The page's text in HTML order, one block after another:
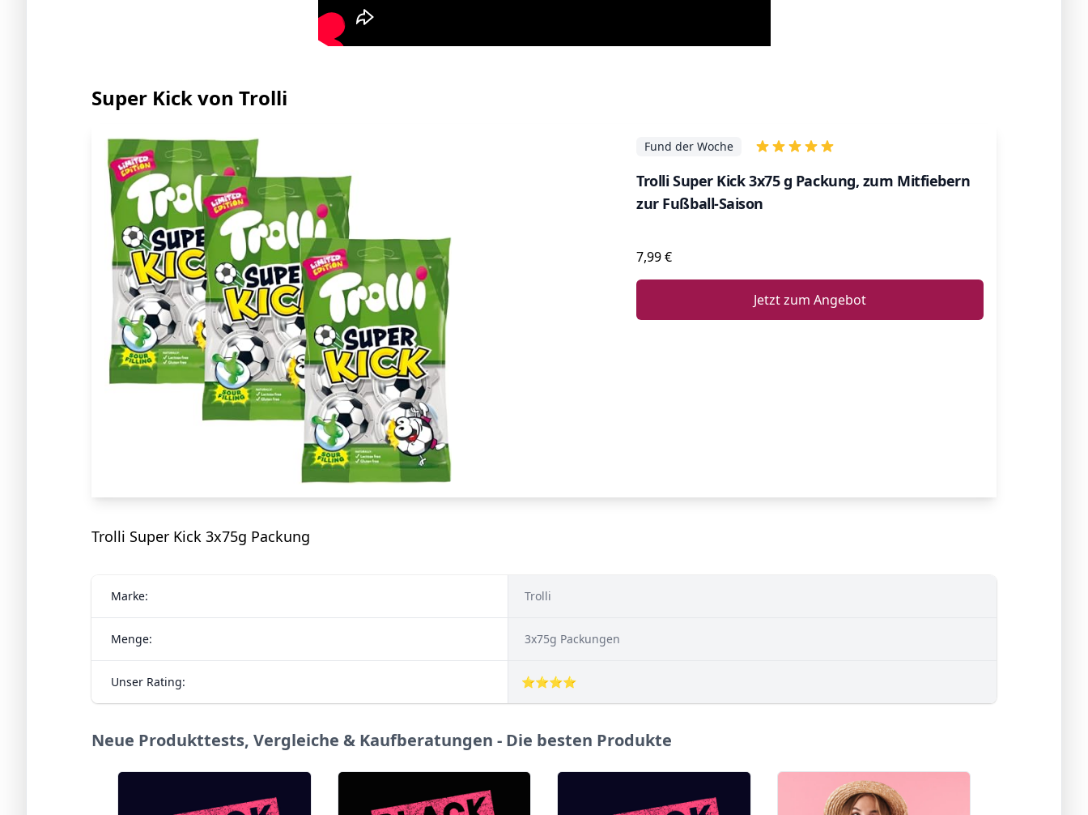
Super Kick von Trolli
Trolli Super Kick 3x75 g Packung, zum Mitfiebern
zur Fußball-Saison
Fund der Woche
7,99 €
Jetzt zum Angebot
Trolli Super Kick 3x75g Packung
Marke: ㅤ Trolli
Menge: ㅤ 3x75g Packungen
Unser Rating: ⭐⭐⭐⭐
Neue Produkttests, Vergleiche & Kaufberatungen - Die besten Produkte